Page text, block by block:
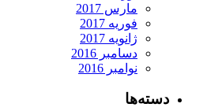
مارس 2017
فوریه 2017
ژانویه 2017
دسامبر 2016
نوامبر 2016
دسته‌ها